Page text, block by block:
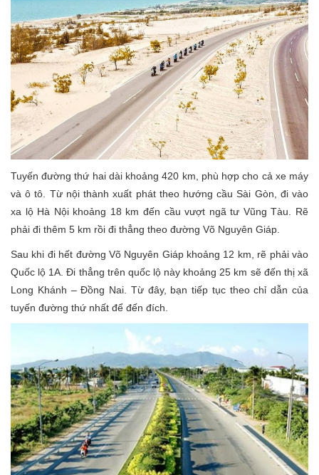
Tuyến đường thứ hai dài khoảng 420 km, phù hợp cho cả xe máy
và ô tô. Từ nội thành xuất phát theo hướng cầu Sài Gòn, đi vào
xa lộ Hà Nội khoảng 18 km đến cầu vượt ngã tư Vũng Tàu. Rẽ
phải đi thêm 5 km rồi đi thẳng theo đường Võ Nguyên Giáp.
Sau khi đi hết đường Võ Nguyên Giáp khoảng 12 km, rẽ phải vào
Quốc lộ 1A. Đi thẳng trên quốc lộ này khoảng 25 km sẽ đến thị xã
Long Khánh – Đồng Nai. Từ đây, bạn tiếp tục theo chỉ dẫn của
tuyến đường thứ nhất để đến đích.